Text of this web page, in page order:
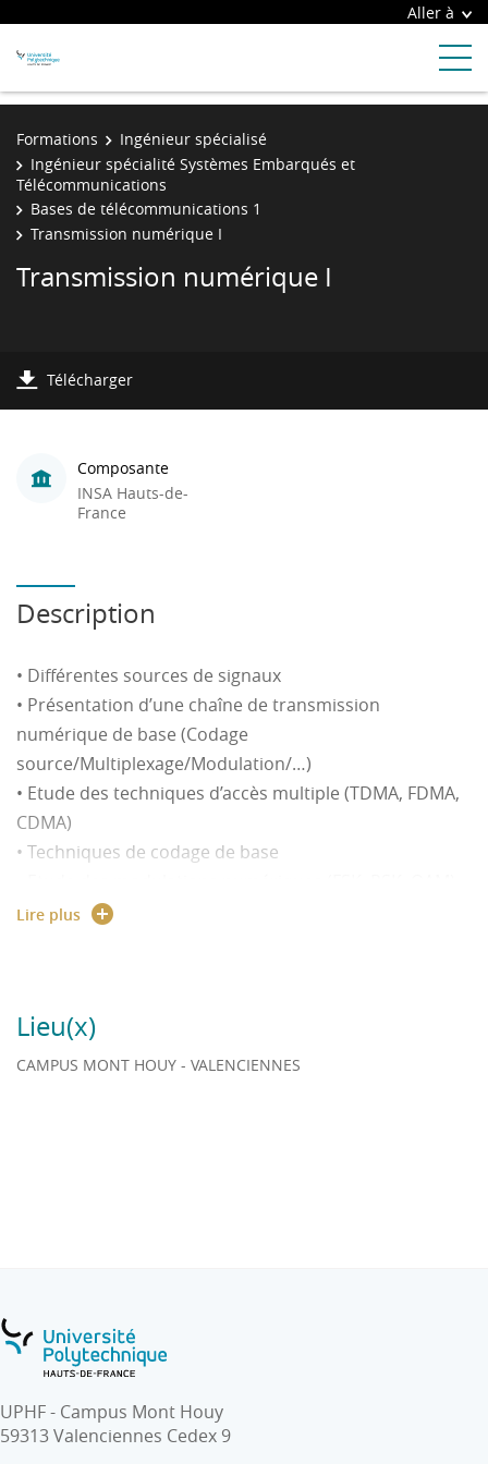
Aller à
Formations
Ingénieur spécialisé
Ingénieur spécialité Systèmes Embarqués et
Télécommunications
Bases de télécommunications 1
Transmission numérique I
Transmission numérique I
Télécharger
Composante
INSA Hauts-de-
France
Description
• Différentes sources de signaux
• Présentation d’une chaîne de transmission
numérique de base (Codage
source/Multiplexage/Modulation/…)
• Etude des techniques d’accès multiple (TDMA, FDMA,
CDMA)
• Techniques de codage de base
et des constellations
Lire plus
Lieu(x)
CAMPUS MONT HOUY - VALENCIENNES
UPHF - Campus Mont Houy
59313 Valenciennes Cedex 9